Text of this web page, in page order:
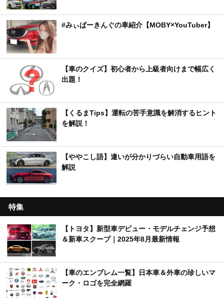
#みぃぱーきんぐの車紹介【MOBY×YouTuber】
【車のクイズ】初心者から上級者向けまで幅広く
出題！
【くるまTips】運転の苦手意識を解消するヒント
を解説！
【ややこし語】違いが分かりづらい自動車用語を
解説
特集
【トヨタ】新型車デビュー・モデルチェンジ予想
＆新車スクープ｜2025年8月最新情報
【車のエンブレム一覧】日本車＆外車の珍しいマ
ーク・ロゴを完全網羅